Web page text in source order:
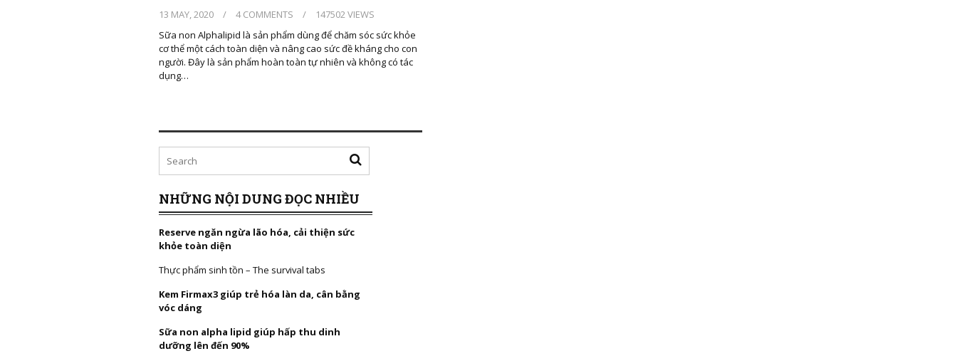
13 MAY, 2020 / 4 COMMENTS /
147502 VIEWS
Sữa non Alphalipid là sản phẩm dùng để chăm sóc sức khỏe
cơ thể một cách toàn diện và nâng cao sức đề kháng cho con
người. Đây là sản phẩm hoàn toàn tự nhiên và không có tác
dụng…
NHỮNG NỘI DUNG ĐỌC NHIỀU
Reserve ngăn ngừa lão hóa, cải thiện sức
khỏe toàn diện
Thực phẩm sinh tồn – The survival tabs
Kem Firmax3 giúp trẻ hóa làn da, cân bằng
vóc dáng
Sữa non alpha lipid giúp hấp thu dinh
dưỡng lên đến 90%